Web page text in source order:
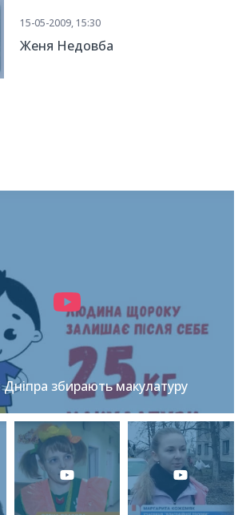
15-05-2009, 15:30
Женя Недовба
збирають макулатуру